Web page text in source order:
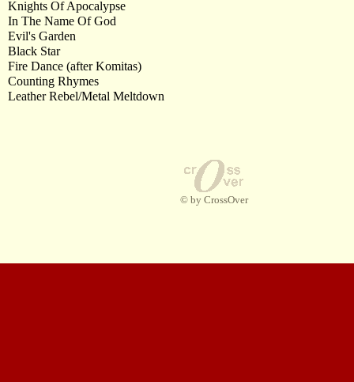
Knights Of Apocalypse
In The Name Of God
Evil's Garden
Black Star
Fire Dance (after Komitas)
Counting Rhymes
Leather Rebel/Metal Meltdown
© by CrossOver